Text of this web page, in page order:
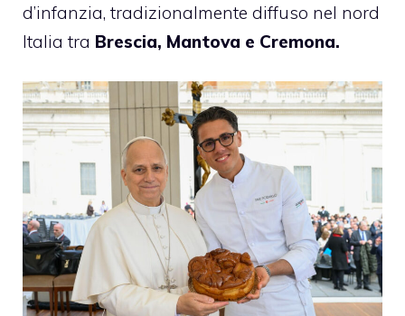
d’infanzia, tradizionalmente diffuso nel nord
Italia tra Brescia, Mantova e Cremona.